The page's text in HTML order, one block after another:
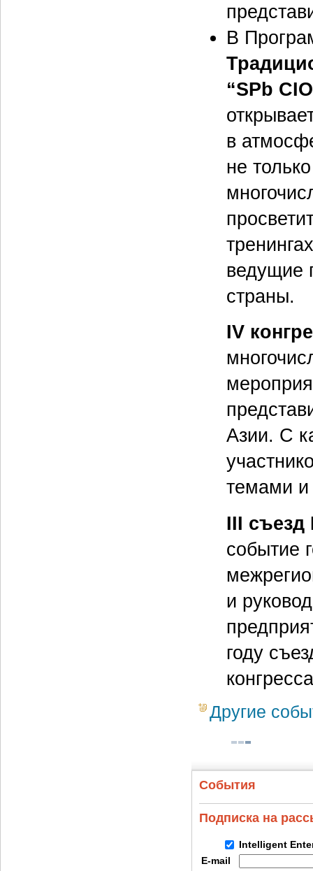
В
“SPb
в
не
ведущие
страны.
IV
Азии. С
темами и
III съезд
событие
и
году
Другие
События
Подписка на
Intelligent
E-mail